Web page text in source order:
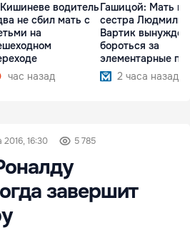
водитель
не сбил мать с
на
час назад
Гашицой: Мать и
сестра Людмилы
Вартик
бороться за
элементарные
2 часа назад
2016, 16:30 5 785
завершит